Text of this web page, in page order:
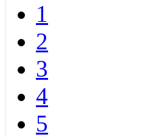
1
2
3
4
5